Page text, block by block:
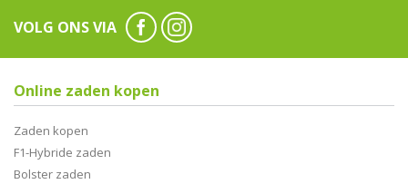
VOLG ONS VIA
Online zaden kopen
Zaden kopen
F1-Hybride zaden
Bolster zaden